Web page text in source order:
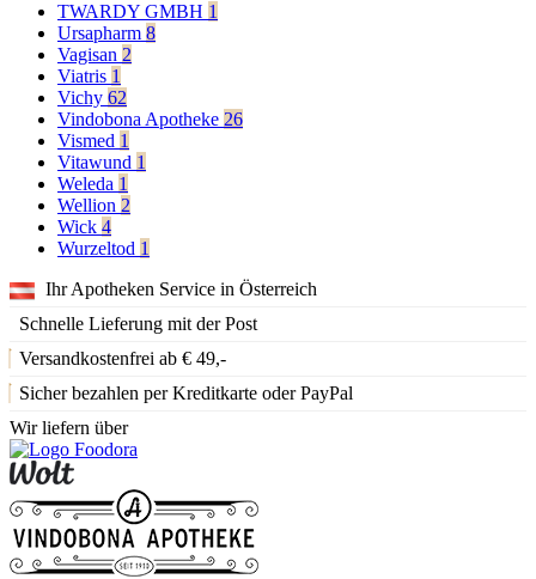
TWARDY GMBH 1
Ursapharm 8
Vagisan 2
Viatris 1
Vichy 62
Vindobona Apotheke 26
Vismed 1
Vitawund 1
Weleda 1
Wellion 2
Wick 4
Wurzeltod 1
Ihr Apotheken Service in Österreich
Schnelle Lieferung mit der Post
Versandkostenfrei ab € 49,-
Sicher bezahlen per Kreditkarte oder PayPal
Wir liefern über